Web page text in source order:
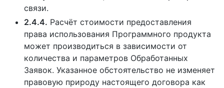
связи.
2.4.4. Расчёт стоимости предоставления
права использования Программного продукта
может производиться в зависимости от
количества и параметров Обработанных
Заявок. Указанное обстоятельство не изменяет
правовую природу настоящего договора как